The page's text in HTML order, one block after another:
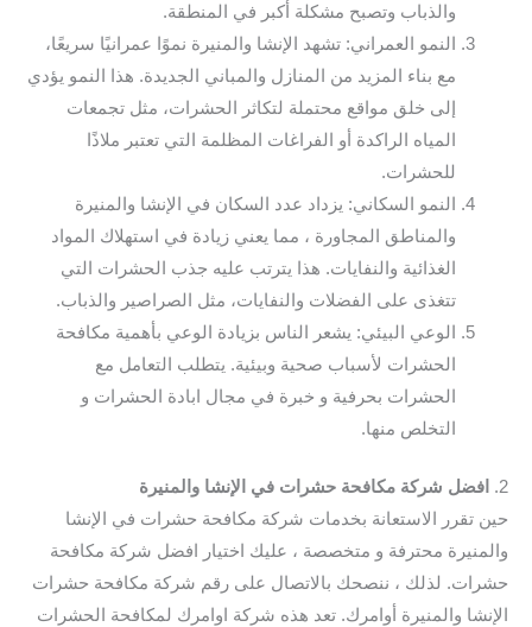
والذباب وتصبح مشكلة أكبر في المنطقة.
النمو العمراني: تشهد الإنشا والمنيرة نموًا عمرانيًا سريعًا،
مع بناء المزيد من المنازل والمباني الجديدة. هذا النمو يؤدي
إلى خلق مواقع محتملة لتكاثر الحشرات، مثل تجمعات
المياه الراكدة أو الفراغات المظلمة التي تعتبر ملاذًا
للحشرات.
النمو السكاني: يزداد عدد السكان في الإنشا والمنيرة
والمناطق المجاورة ، مما يعني زيادة في استهلاك المواد
الغذائية والنفايات. هذا يترتب عليه جذب الحشرات التي
تتغذى على الفضلات والنفايات، مثل الصراصير والذباب.
الوعي البيئي: يشعر الناس بزيادة الوعي بأهمية مكافحة
الحشرات لأسباب صحية وبيئية. يتطلب التعامل مع
الحشرات بحرفية و خبرة في مجال ابادة الحشرات و
التخلص منها.
2.
افضل شركة مكافحة حشرات في الإنشا والمنيرة
حين تقرر الاستعانة بخدمات شركة مكافحة حشرات في الإنشا
والمنيرة محترفة و متخصصة ، عليك اختيار افضل شركة مكافحة
حشرات. لذلك ، ننصحك بالاتصال على رقم شركة مكافحة حشرات
الإنشا والمنيرة أوامرك. تعد هذه شركة اوامرك لمكافحة الحشرات